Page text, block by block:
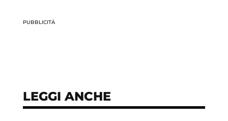
PUBBLICITÀ
LEGGI ANCHE